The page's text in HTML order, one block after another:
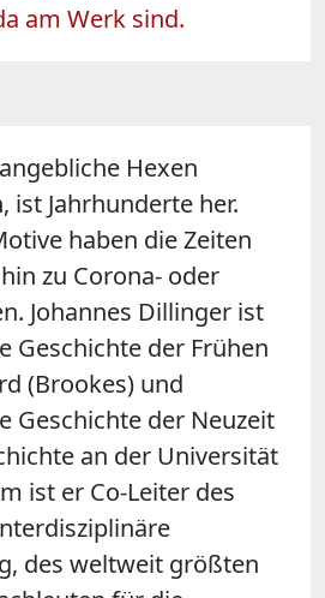
am Werk sind.
Hexen
Jahrhunderte her.
haben die Zeiten
zu Corona- oder
Johannes Dillinger ist
Geschichte der Frühen
(Brookes) und
Geschichte der Neuzeit
an der Universität
ist er Co-Leiter des
des weltweit größten